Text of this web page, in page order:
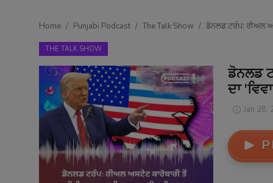
Punjabi Podcast
Kitaab Kahani
Sponsors
Matrimonial
Home Punjabi Podcast The Talk Show ਡੋਨਲਡ ਟਰੰਪ: ਰੀਅਲ
THE TALK SHOW
ਡੋਨਲਡ
ਦਾ
Jan 28,